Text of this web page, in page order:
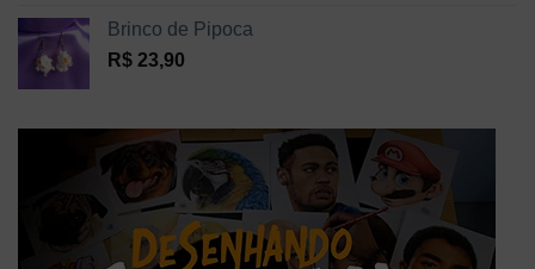
Brinco de Pipoca
R$ 23,90